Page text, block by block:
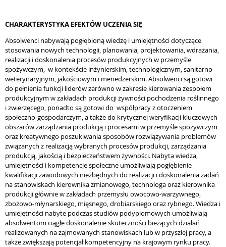
CHARAKTERYSTYKA EFEKTÓW UCZENIA SIĘ
Absolwenci nabywają pogłębioną wiedzę i umiejętności dotyczące
stosowania nowych technologii, planowania, projektowania, wdrażania,
realizacji i doskonalenia procesów produkcyjnych w przemyśle
spożywczym, w kontekście inżynierskim, technologicznym, sanitarno-
weterynaryjnym, jakościowym i menedżerskim. Absolwenci są gotowi
do pełnienia funkcji liderów zarówno w zakresie kierowania zespołem
produkcyjnym w zakładach produkcji żywności pochodzenia roślinnego
i zwierzęcego, ponadto są gotowi do współpracy z otoczeniem
społeczno-gospodarczym, a także do krytycznej weryfikacji kluczowych
obszarów zarządzania produkcją i procesami w przemyśle spożywczym
oraz kreatywnego poszukiwania sposobów rozwiązywania problemów
związanych z realizacją wybranych procesów produkcji, zarządzania
produkcją, jakością i bezpieczeństwem żywności. Nabyta wiedza,
umiejętności i kompetencje społeczne umożliwiają pogłębienie
kwalifikacji zawodowych niezbędnych do realizacji i doskonalenia zadań
na stanowiskach kierownika zmianowego, technologa oraz kierownika
produkcji głównie w zakładach przemysłu owocowo-warzywnego,
zbożowo-młynarskiego, mięsnego, drobiarskiego oraz rybnego. Wiedza i
umiejętności nabyte podczas studiów podyplomowych umożliwiają
absolwentom ciągłe doskonalenie skuteczności bieżących działań
realizowanych na zajmowanych stanowiskach lub w przyszłej pracy, a
także zwiększają potencjał kompetencyjny na krajowym rynku pracy.